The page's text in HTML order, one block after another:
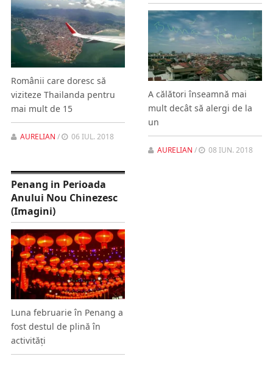
Românii care doresc să
viziteze Thailanda pentru
mai mult de 15
AURELIAN / 06 IUL. 2018
A călători înseamnă mai
mult decât să alergi de la
un
AURELIAN / 08 IUN. 2018
Penang in Perioada
Anului Nou Chinezesc
(Imagini)
Luna februarie în Penang a
fost destul de plină în
activități